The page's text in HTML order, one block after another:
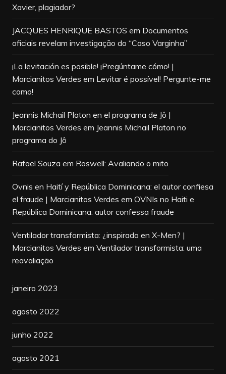
Xavier, plagiador?
JACQUES HENRIQUE BASTOS em Documentos
oficiais revelam investigação do “Caso Varginha”
¡La levitación es posible! ¡Pregúntame cómo! |
Marcianitos Verdes em Levitar é possível! Pergunte-me
como!
Jeannis Michail Platon en el programa de Jô |
Marcianitos Verdes em Jeannis Michail Platon no
programa do Jô
Rafael Souza em Roswell: Avaliando o mito
Ovnis en Haití y República Dominicana: el autor confiesa
el fraude | Marcianitos Verdes em OVNIs no Haiti e
República Dominicana: autor confessa fraude
Ventilador transformista: ¿inspirado en X-Men? |
Marcianitos Verdes em Ventilador transformista: uma
reavaliação
janeiro 2023
agosto 2022
junho 2022
agosto 2021